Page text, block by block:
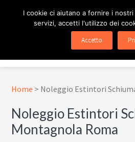
pagina
ESTINTORE
In Tutta Roma E Provincia
Menu
Home > Noleggio Estintori
Noleggio Estintori
Montagnola Roma
I cookie ci aiutano a fornire i
servizi, accetti l'utilizzo dei
Accetto